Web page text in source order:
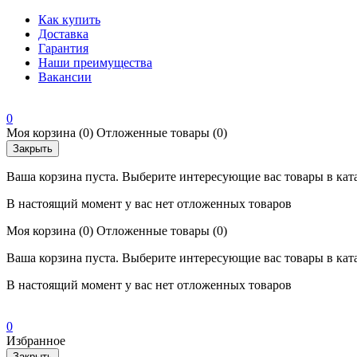
Как купить
Доставка
Гарантия
Наши преимущества
Вакансии
0
Моя корзина (0) Отложенные товары (0)
Закрыть
Ваша корзина пуста. Выберите интересующие вас товары в
В настоящий момент у вас нет отложенных товаров
Моя корзина (0) Отложенные товары (0)
Ваша корзина пуста. Выберите интересующие вас товары в
В настоящий момент у вас нет отложенных товаров
0
Избранное